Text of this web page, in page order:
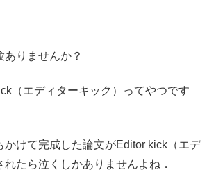
ありませんか？
（エディターキック）ってやつです
かけて完成した論文がEditor kick（エデ
れたら泣くしかありませんよね．